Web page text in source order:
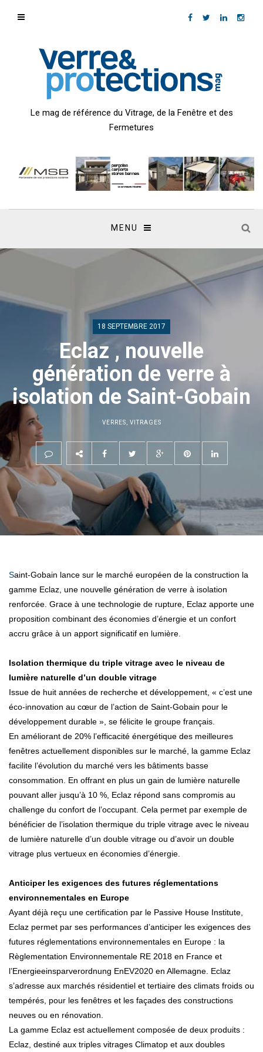
Le mag de référence du Vitrage, de la Fenêtre et des
Fermetures
MENU
18 SEPTEMBRE 2017
Eclaz , nouvelle
génération de verre à
isolation de Saint-Gobain
VERRES VITRAGES
Saint-Gobain lance sur le marché européen de la construction la
gamme Eclaz, une nouvelle génération de verre à isolation
renforcée. Grace à une technologie de rupture, Eclaz apporte une
proposition combinant des économies d’énergie et un confort
accru grâce à un apport significatif en lumière.
Isolation thermique du triple vitrage avec le niveau de
lumière naturelle d’un double vitrage
Issue de huit années de recherche et développement, « c’est une
éco-innovation au cœur de l’action de Saint-Gobain pour le
développement durable », se félicite le groupe français.
En améliorant de 20% l’efficacité énergétique des meilleures
fenêtres actuellement disponibles sur le marché, la gamme Eclaz
facilite l’évolution du marché vers les bâtiments basse
consommation. En offrant en plus un gain de lumière naturelle
pouvant aller jusqu’à 10 %, Eclaz répond sans compromis au
challenge du confort de l’occupant. Cela permet par exemple de
bénéficier de l’isolation thermique du triple vitrage avec le niveau
de lumière naturelle d’un double vitrage ou d’avoir un double
vitrage plus vertueux en économies d’énergie.
Anticiper les exigences des futures réglementations
environnementales en Europe
Ayant déjà reçu une certification par le Passive House Institute,
Eclaz permet par ses performances d’anticiper les exigences des
futures réglementations environnementales en Europe : la
Règlementation Environnementale RE 2018 en France et
l’Energieeinsparverordnung EnEV2020 en Allemagne. Eclaz
s’adresse aux marchés résidentiel et tertiaire des climats froids ou
tempérés, pour les fenêtres et les façades des constructions
neuves ou en rénovation.
La gamme Eclaz est actuellement composée de deux produits :
Eclaz, destiné aux triples vitrages Climatop et aux doubles